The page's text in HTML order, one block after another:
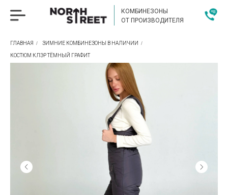
КОМБИНЕЗОНЫ
ОТ ПРОИЗВОДИТЕЛЯ
ГЛАВНАЯ / ЗИМНИЕ КОМБИНЕЗОНЫ В НАЛИЧИИ /
КОСТЮМ КЛЭР ТЁМНЫЙ ГРАФИТ